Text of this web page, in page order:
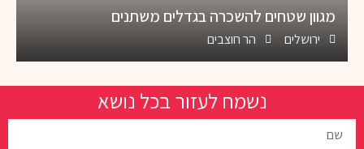
מגוון שטחים להשכרה בגדלים משתנים
ירושלים הר חוצבים
נשמח לעזור בכל נושא